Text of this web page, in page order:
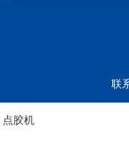
联
点胶机